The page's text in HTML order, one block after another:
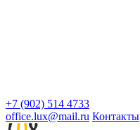
+7 (902) 514 4733
office.lux@mail.ru Контакты